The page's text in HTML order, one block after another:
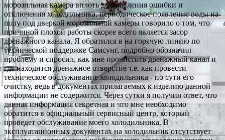
морозильная камера вплоть до появления ошибки и
отключения холодильника, периодическое появление воды на
полу под дверкой морозильной камеры говорило о том, что
причиной плохой работы скорее всего является засор
дренажного канала. Я обратился в на горячую линию по
технической поддержке Самсунг, подробно обозначил
проблему и спросил, как мне прочистить дренажный канал и
где находится дренажное отверстие т.е. как провести
техническое обслуживание холодильника - по сути его
очистку, ведь в документах прилагаемых к изделию данной
информации не содержится. Через сутки я получил ответ, что
данная информация секретная и что мне необходимо
обратится в официальный сервисный центр, который
проведет обслуживание моего холодильника. В
эксплуатационных документах на холодильник отсутствует